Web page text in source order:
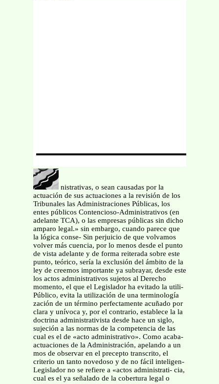
nistrativas, o sean causadas por la
actuación de sus actuaciones a la revisión de los
Tribunales las Administraciones Públicas, los
entes públicos Contencioso-Administrativos (en
adelante TCA), o las empresas públicas sin dicho
amparo legal.» sin embargo, cuando parece que
la lógica conse- Sin perjuicio de que volvamos
volver más cuencia, por lo menos desde el punto
de vista adelante y de forma reiterada sobre este
punto, teórico, sería la exclusión del ámbito de la
ley de creemos importante ya subrayar, desde este
los actos administrativos sujetos al Derecho
momento, el que el Legislador ha evitado la utili-
Público, evita la utilización de una terminología
zación de un término perfectamente acuñado por
clara y unívoca y, por el contrario, establece la la
doctrina administrativista desde hace un siglo,
sujeción a las normas de la competencia de las
cual es el de «acto administrativo». Como acaba-
actuaciones de la Administración, apelando a un
mos de observar en el precepto transcrito, el
criterio un tanto novedoso y de no fácil inteligen-
Legislador no se refiere a «actos administrati- cia,
cual es el ya señalado de la cobertura legal o